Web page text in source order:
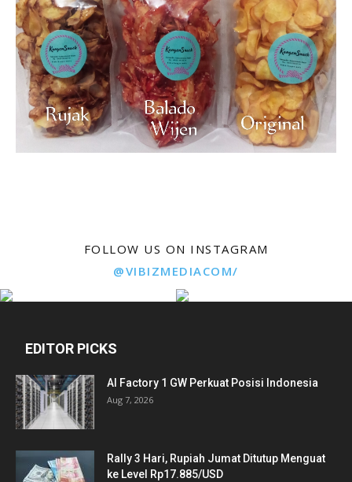
FOLLOW US ON INSTAGRAM
@VIBIZMEDIACOM/
EDITOR PICKS
AI Factory 1 GW Perkuat Posisi Indonesia
Aug 7, 2026
Rally 3 Hari, Rupiah Jumat Ditutup Menguat
ke Level Rp17.885/USD